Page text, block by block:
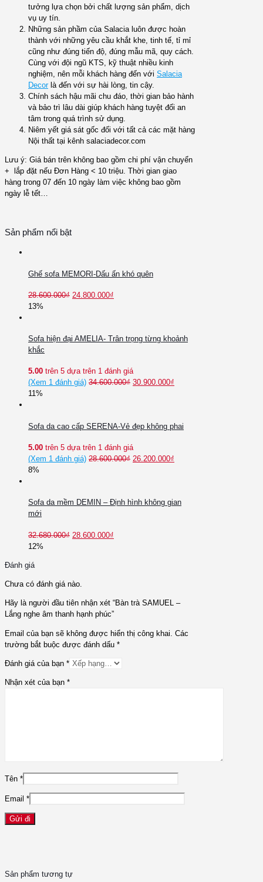
tưởng lựa chọn bởi chất lượng sản phẩm, dịch
vụ uy tín.
Những sản phầm của Salacia luôn được hoàn
thành với những yêu cầu khắt khe, tinh tế, tỉ mỉ
cũng như đúng tiến độ, đúng mẫu mã, quy cách.
Cùng với đội ngũ KTS, kỹ thuật nhiều kinh
nghiệm, nên mỗi khách hàng đến với Salacia
Decorlà đến với sự hài lòng, tin cậy.
Chính sách hậu mãi chu đáo, thời gian bảo hành
và bảo trì lâu dài giúp khách hàng tuyệt đối an
tâm trong quá trình sử dụng.
Niêm yết giá sát gốc đối với tất cả các mặt hàng
Nội thất tại kênh salaciadecor.com
Lưu ý: Giá bán trên không bao gồm chi phí vận chuyển
+ lắp đặt nếu Đơn Hàng < 10 triệu. Thời gian giao
hàng trong 07 đến 10 ngày làm việc không bao gồm
ngày lễ tết…
Sản phẩm nổi bật
Ghế sofa MEMORI-Dấu ấn khó quên
28.600.000₫ 24.800.000₫
13%
Sofa hiện đại AMELIA- Trân trọng từng khoảnh
khắc
5.00 trên 5 dựa trên 1 đánh giá
(Xem 1 đánh giá) 34.600.000₫ 30.900.000₫
11%
Sofa da cao cấp SERENA-Vẻ đẹp không phai
5.00 trên 5 dựa trên 1 đánh giá
(Xem 1 đánh giá) 28.600.000₫ 26.200.000₫
8%
Sofa da mềm DEMIN – Định hình không gian
mới
32.680.000₫ 28.600.000₫
12%
Đánh giá
Chưa có đánh giá nào.
Hãy là người đầu tiên nhận xét “Bàn trà SAMUEL –
Lắng nghe âm thanh hạnh phúc”
Email của bạn sẽ không được hiển thị công khai. Các
trường bắt buộc được đánh dấu *
Đánh giá của bạn *
Nhận xét của bạn *
Tên *
Email *
Sản phẩm tương tự